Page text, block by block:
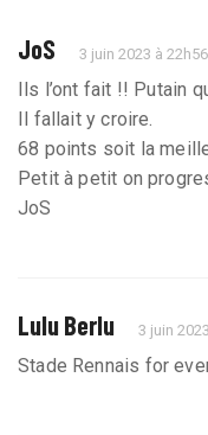
JoS 3 juin 2023 à 22h56
Ils l’ont fait !! Putain
Il fallait y croire.
68 points soit la
Petit à petit on
JoS
Lulu Berlu 3 juin
Stade Rennais for